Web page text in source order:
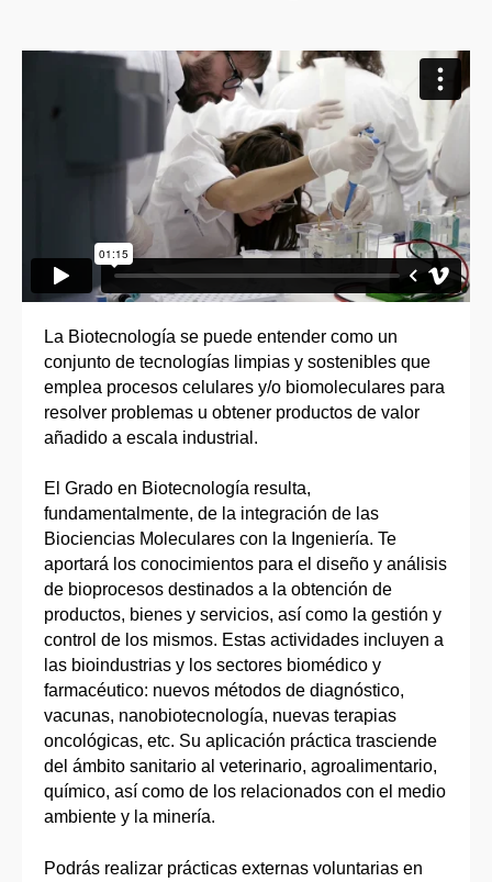
La Biotecnología se puede entender como un
conjunto de tecnologías limpias y sostenibles que
emplea procesos celulares y/o biomoleculares para
resolver problemas u obtener productos de valor
añadido a escala industrial.
El Grado en Biotecnología resulta,
fundamentalmente, de la integración de las
Biociencias Moleculares con la Ingeniería. Te
aportará los conocimientos para el diseño y análisis
de bioprocesos destinados a la obtención de
productos, bienes y servicios, así como la gestión y
control de los mismos. Estas actividades incluyen a
las bioindustrias y los sectores biomédico y
farmacéutico: nuevos métodos de diagnóstico,
vacunas, nanobiotecnología, nuevas terapias
oncológicas, etc. Su aplicación práctica trasciende
del ámbito sanitario al veterinario, agroalimentario,
químico, así como de los relacionados con el medio
ambiente y la minería.
Podrás realizar prácticas externas voluntarias en